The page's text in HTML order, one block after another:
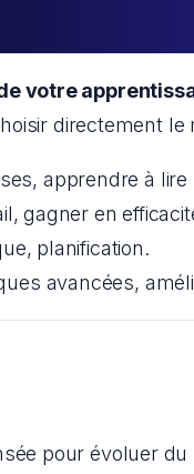
votre
directement
apprendre à lire
gagner en
planification.
avancées,
pour évoluer